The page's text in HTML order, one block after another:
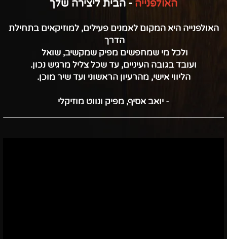
האולפנייה - הבית ליצירה שלך
האולפנייה היא המקום לאמנים פעילים, למוזיקאים בתחילת
הדרך
ולכל מי שמחפשים מפיק שמקשיב, שואל
ועובד בגובה העיניים, עד שכל צליל מרגיש נכון.
הליווי אישי, מהרעיון הראשוני ועד שיר מוכן.
- יואב אסיף, מפיק ונווט מוזיקלי